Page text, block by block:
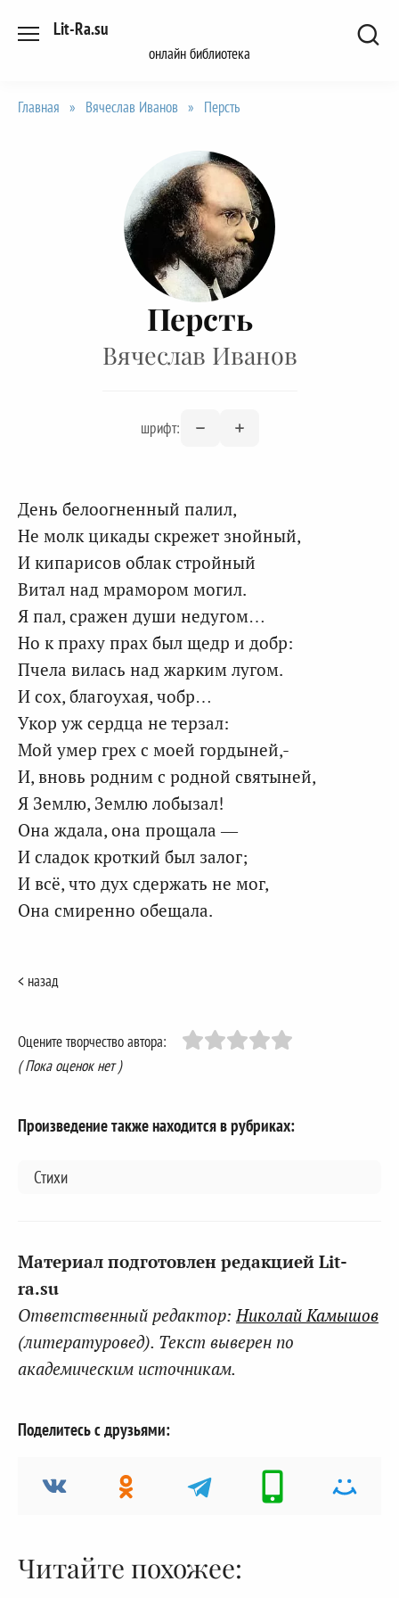
Lit-Ra.su
онлайн библиотека
Главная » Вячеслав Иванов » Персть
Персть
Вячеслав Иванов
шрифт:
День белоогненный палил,
Не молк цикады скрежет знойный,
И кипарисов облак стройный
Витал над мрамором могил.
Я пал, сражен души недугом…
Но к праху прах был щедр и добр:
Пчела вилась над жарким лугом.
И сох, благоухая, чобр…
Укор уж сердца не терзал:
Мой умер грех с моей гордыней,-
И, вновь родним с родной святыней,
Я Землю, Землю лобызал!
Она ждала, она прощала —
И сладок кроткий был залог;
И всё, что дух сдержать не мог,
Она смиренно обещала.
< назад
Оцените творчество автора:
( Пока оценок нет )
Произведение также находится в рубриках:
Стихи
Материал подготовлен редакцией Lit-
ra.su
Ответственный редактор:Николай Камышов
(литературовед). Текст выверен по
академическим источникам.
Поделитесь с друзьями:
Читайте похожее: